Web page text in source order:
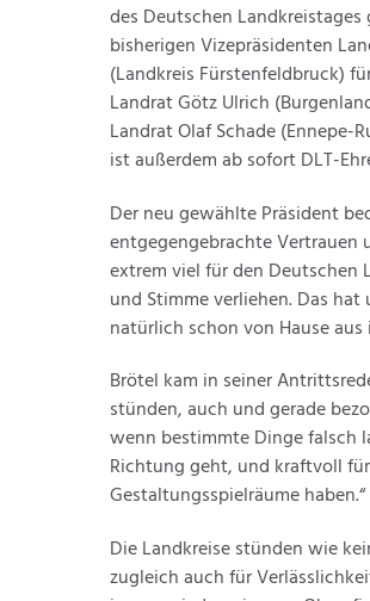
des Deutschen
bisherigen Vizepräsidenten
(Landkreis Fürstenfeldbruck)
Landrat Götz Ulrich
Landrat Olaf Schade (Ennepe-
ist außerdem ab sofort DLT-
Der neu gewählte Präsident
entgegengebrachte Vertrauen
extrem viel für den Deutschen
und Stimme verliehen. Das
natürlich schon von Hause
Brötel kam in seiner
stünden, auch und gerade
wenn bestimmte Dinge falsch
Richtung geht, und kraftvoll
Gestaltungsspielräume haben.“
Die Landkreise stünden wie
zugleich auch für